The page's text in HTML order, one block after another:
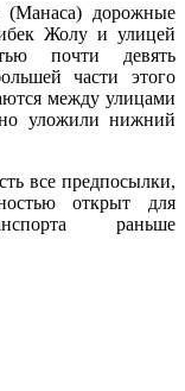
дорожные
Жолу и улицей
почти девять
части этого
между улицами
уложили нижний
все предпосылки,
открыт для
раньше